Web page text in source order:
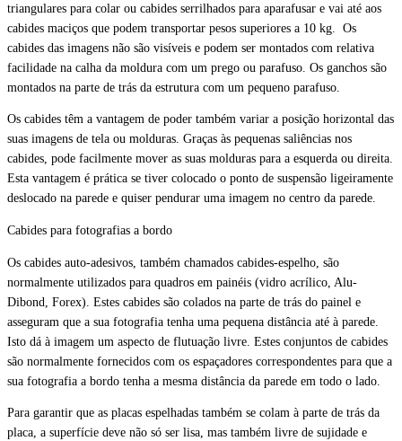
triangulares para colar ou cabides serrilhados para aparafusar e vai até aos
cabides maciços que podem transportar pesos superiores a 10 kg. Os
cabides das imagens não são visíveis e podem ser montados com relativa
facilidade na calha da moldura com um prego ou parafuso. Os ganchos são
montados na parte de trás da estrutura com um pequeno parafuso.
Os cabides têm a vantagem de poder também variar a posição horizontal das
suas imagens de tela ou molduras. Graças às pequenas saliências nos
cabides, pode facilmente mover as suas molduras para a esquerda ou direita.
Esta vantagem é prática se tiver colocado o ponto de suspensão ligeiramente
deslocado na parede e quiser pendurar uma imagem no centro da parede.
Cabides para fotografias a bordo
Os cabides auto-adesivos, também chamados cabides-espelho, são
normalmente utilizados para quadros em painéis (vidro acrílico, Alu-
Dibond, Forex). Estes cabides são colados na parte de trás do painel e
asseguram que a sua fotografia tenha uma pequena distância até à parede.
Isto dá à imagem um aspecto de flutuação livre. Estes conjuntos de cabides
são normalmente fornecidos com os espaçadores correspondentes para que a
sua fotografia a bordo tenha a mesma distância da parede em todo o lado.
Para garantir que as placas espelhadas também se colam à parte de trás da
placa, a superfície deve não só ser lisa, mas também livre de sujidade e